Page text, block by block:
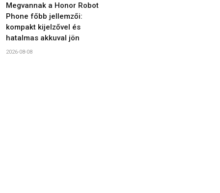
Megvannak a Honor Robot
Phone főbb jellemzői:
kompakt kijelzővel és
hatalmas akkuval jön
2026-08-08